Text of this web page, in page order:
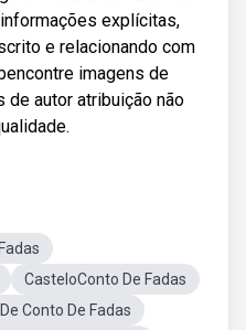
explícitas,
e relacionando com
imagens de
autor atribuição não
CasteloConto De Fadas
Conto De Fadas